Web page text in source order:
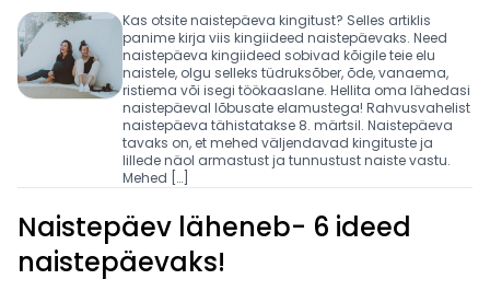
Kas otsite naistepäeva kingitust? Selles artiklis
panime kirja viis kingiideed naistepäevaks. Need
naistepäeva kingiideed sobivad kõigile teie elu
naistele, olgu selleks tüdruksõber, õde, vanaema,
ristiema või isegi töökaaslane. Hellita oma lähedasi
naistepäeval lõbusate elamustega! Rahvusvahelist
naistepäeva tähistatakse 8. märtsil. Naistepäeva
tavaks on, et mehed väljendavad kingituste ja
lillede näol armastust ja tunnustust naiste vastu.
Mehed […]
Naistepäev läheneb- 6 ideed
naistepäevaks!